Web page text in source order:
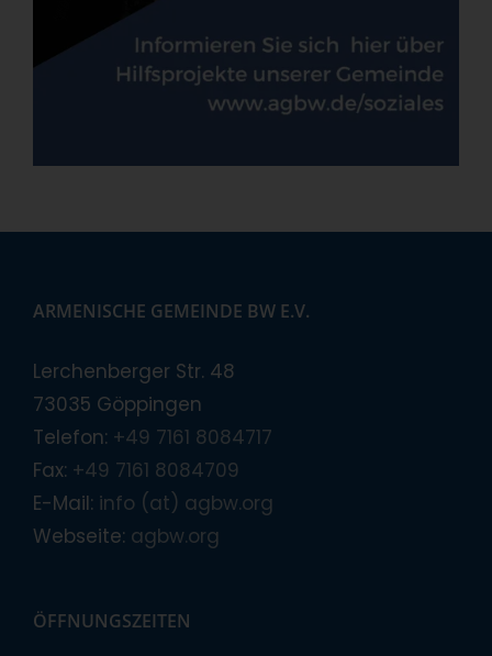
ARMENISCHE GEMEINDE BW E.V.
Lerchenberger Str. 48
73035 Göppingen
Telefon: +49 7161 8084717
Fax: +49 7161 8084709
E-Mail: info (at) agbw.org
Webseite: agbw.org
ÖFFNUNGSZEITEN